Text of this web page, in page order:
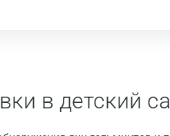
в детский